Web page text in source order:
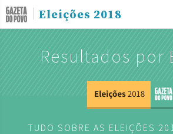
Eleições 2018
Resultados por
TUDO SOBRE AS ELEIÇÕES